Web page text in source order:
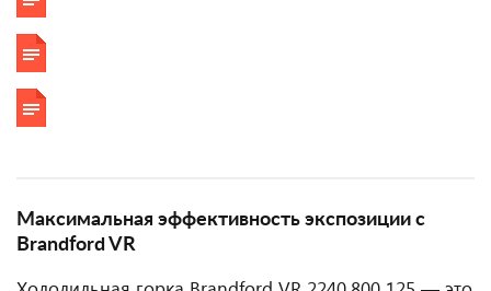
Максимальная эффективность экспозиции с
Brandford VR